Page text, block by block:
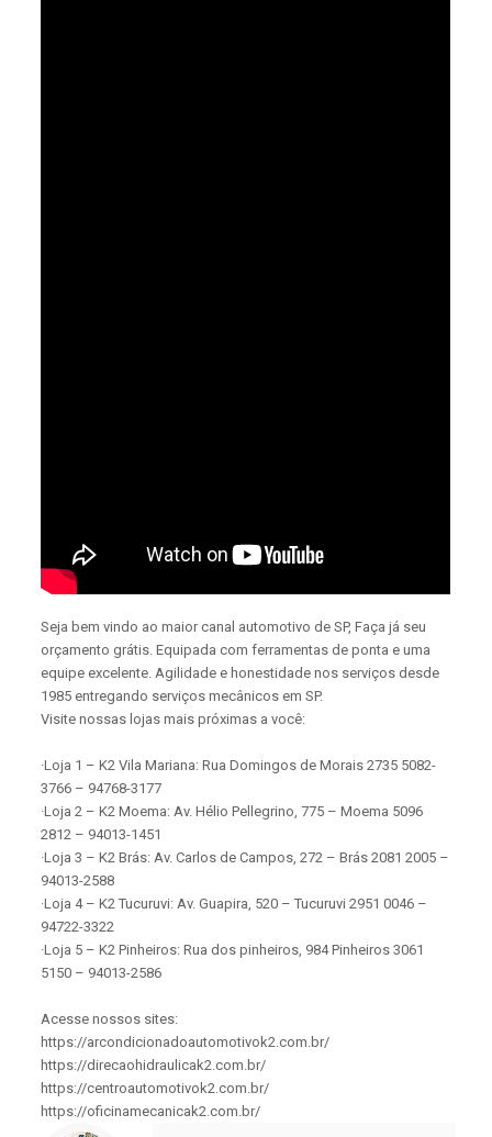
Seja bem vindo ao maior canal automotivo de SP, Faça já seu
orçamento grátis. Equipada com ferramentas de ponta e uma
equipe excelente. Agilidade e honestidade nos serviços desde
1985 entregando serviços mecânicos em SP.
Visite nossas lojas mais próximas a você:
·Loja 1 – K2 Vila Mariana: Rua Domingos de Morais 2735 5082-
3766 – 94768-3177
·Loja 2 – K2 Moema: Av. Hélio Pellegrino, 775 – Moema 5096
2812 – 94013-1451
·Loja 3 – K2 Brás: Av. Carlos de Campos, 272 – Brás 2081 2005 –
94013-2588
·Loja 4 – K2 Tucuruvi: Av. Guapira, 520 – Tucuruvi 2951 0046 –
94722-3322
·Loja 5 – K2 Pinheiros: Rua dos pinheiros, 984 Pinheiros 3061
5150 – 94013-2586
Acesse nossos sites:
https://arcondicionadoautomotivok2.com.br/
https://direcaohidraulicak2.com.br/
https://centroautomotivok2.com.br/
https://oficinamecanicak2.com.br/